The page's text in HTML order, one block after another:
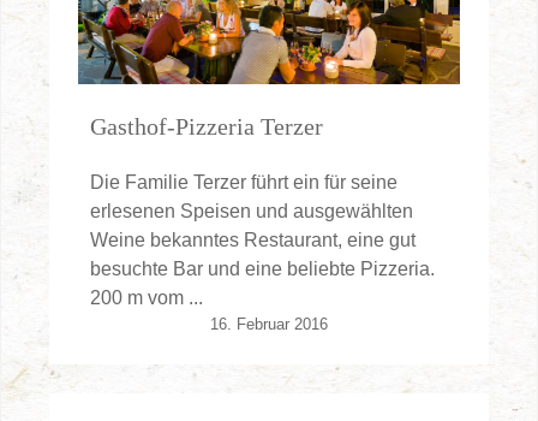
Gasthof-Pizzeria Terzer
Die Familie Terzer führt ein für seine
erlesenen Speisen und ausgewählten
Weine bekanntes Restaurant, eine gut
besuchte Bar und eine beliebte Pizzeria.
200 m vom ...
16. Februar 2016